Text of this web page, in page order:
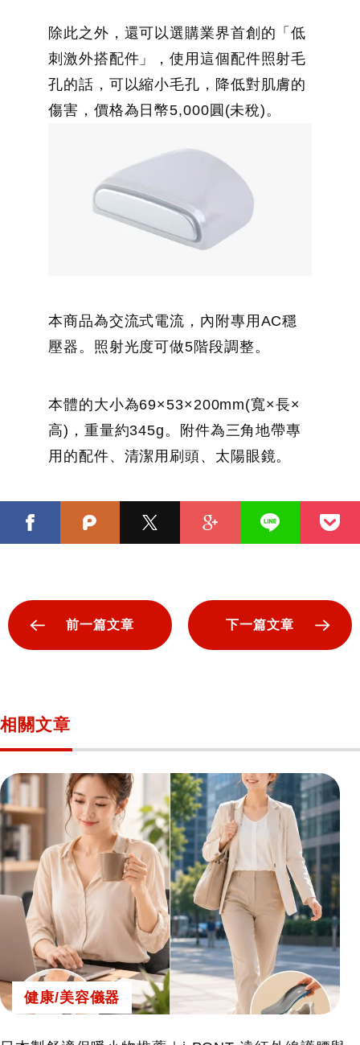
除此之外，還可以選購業界首創的「低
刺激外搭配件」，使用這個配件照射毛
孔的話，可以縮小毛孔，降低對肌膚的
傷害，價格為日幣5,000圓(未稅)。
本商品為交流式電流，內附專用AC穩
壓器。照射光度可做5階段調整。
本體的大小為69×53×200mm(寬×長×
高)，重量約345g。附件為三角地帶專
用的配件、清潔用刷頭、太陽眼鏡。
前一篇文章 下一篇文章
相關文章
健康/美容儀器